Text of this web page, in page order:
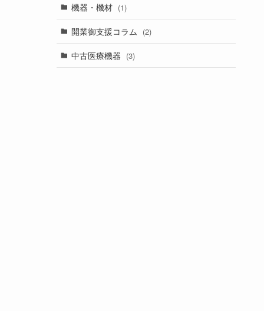
機器・機材 (1)
開業御支援コラム (2)
中古医療機器 (3)